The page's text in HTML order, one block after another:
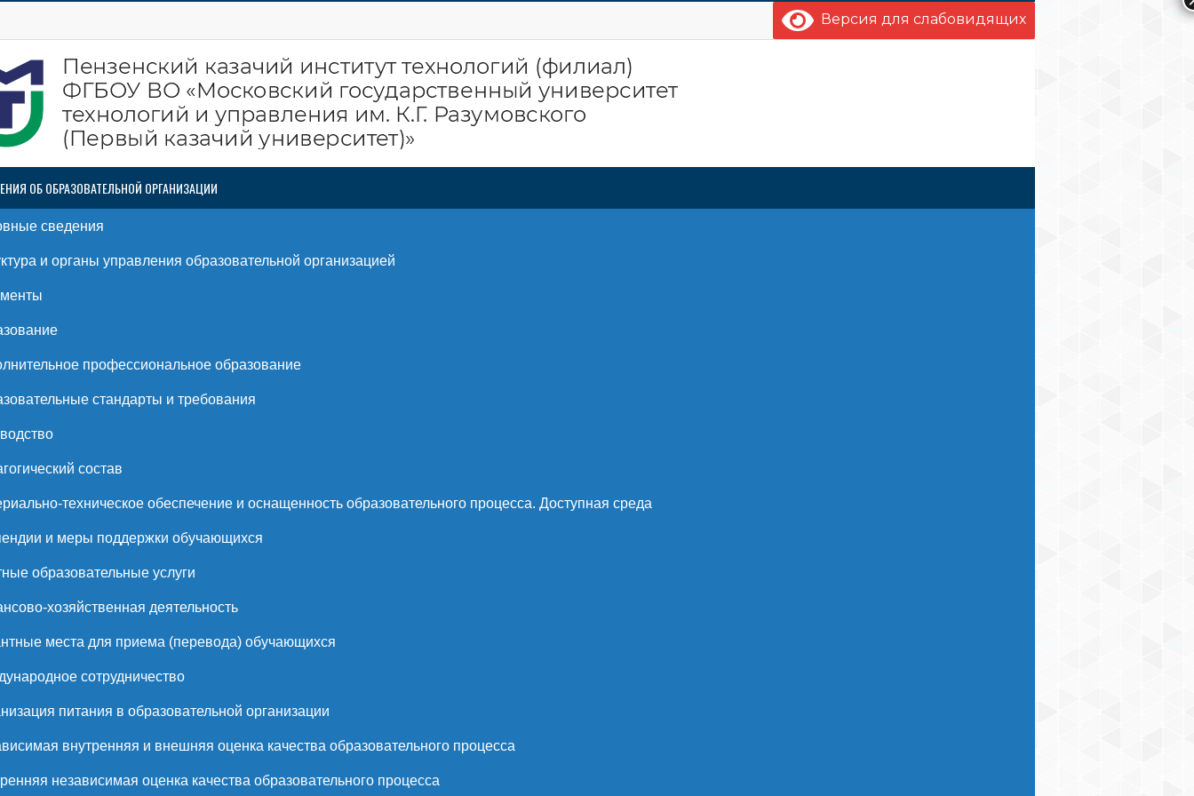
Версия для слабовидящих
ОБ ОБРАЗОВАТЕЛЬНОЙ ОРГАНИЗАЦИИ
сведения
и органы управления образовательной организацией
профессиональное образование
стандарты и требования
состав
техническое обеспечение и оснащенность образовательного процесса. Доступная среда
и меры поддержки обучающихся
образовательные услуги
хозяйственная деятельность
места для приема (перевода) обучающихся
сотрудничество
питания в образовательной организации
внутренняя и внешняя оценка качества образовательного процесса
независимая оценка качества образовательного процесса